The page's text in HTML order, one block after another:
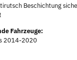
Beschichtung
Fahrzeuge:
2014-2020